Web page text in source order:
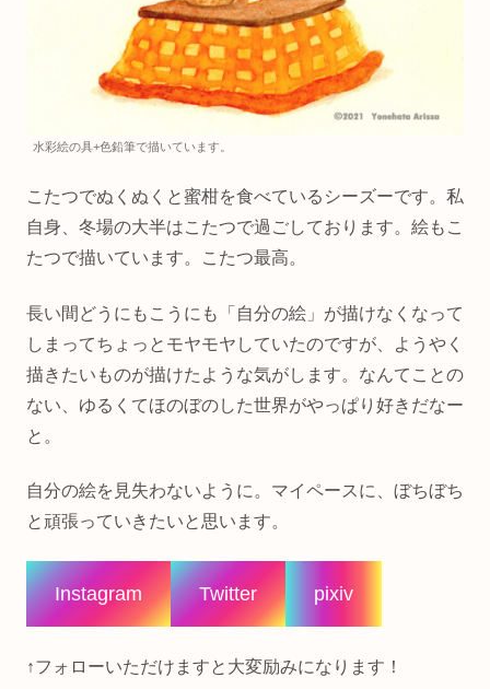
水彩絵の具+色鉛筆で描いています。
こたつでぬくぬくと蜜柑を食べているシーズーです。私
自身、冬場の大半はこたつで過ごしております。絵もこ
たつで描いています。こたつ最高。
長い間どうにもこうにも「自分の絵」が描けなくなって
しまってちょっとモヤモヤしていたのですが、ようやく
描きたいものが描けたような気がします。なんてことの
ない、ゆるくてほのぼのした世界がやっぱり好きだなー
と。
自分の絵を見失わないように。マイペースに、ぼちぼち
と頑張っていきたいと思います。
Instagram Twitter pixiv
↑フォローいただけますと大変励みになります！